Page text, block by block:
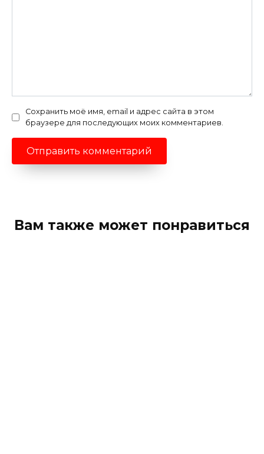
Сохранить моё имя, email и адрес сайта в этом
браузере для последующих моих комментариев.
Вам также может понравиться